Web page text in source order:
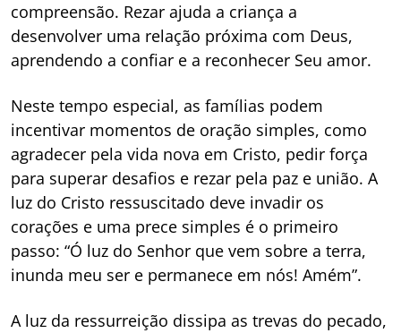
compreensão. Rezar ajuda a criança a
desenvolver uma relação próxima com Deus,
aprendendo a confiar e a reconhecer Seu amor.
Neste tempo especial, as famílias podem
incentivar momentos de oração simples, como
agradecer pela vida nova em Cristo, pedir força
para superar desafios e rezar pela paz e união. A
luz do Cristo ressuscitado deve invadir os
corações e uma prece simples é o primeiro
passo: “Ó luz do Senhor que vem sobre a terra,
inunda meu ser e permanece em nós! Amém”.
A luz da ressurreição dissipa as trevas do pecado,